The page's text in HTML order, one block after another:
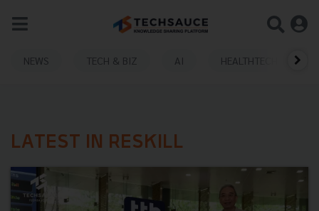
NEWS TECH & BIZ AI HEALTHTECH
LATEST IN RESKILL